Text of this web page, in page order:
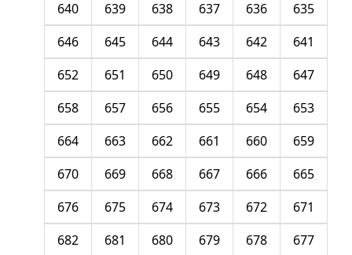
635
636
637
638
639
640
641
642
643
644
645
646
647
648
649
650
651
652
653
654
655
656
657
658
659
660
661
662
663
664
665
666
667
668
669
670
671
672
673
674
675
676
677
678
679
680
681
682